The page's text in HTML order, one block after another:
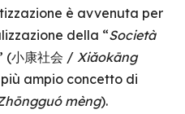
è avvenuta per
della “Società
(小康社会 / Xiǎokāng
ampio concetto di
mèng).